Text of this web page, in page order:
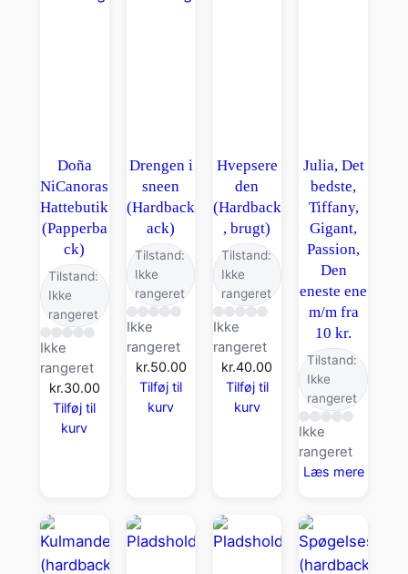
Doña
NiCanoras
Hattebutik
(Papperba
ck)
Tilstand:
Ikke
rangeret
Ikke
rangeret
kr.30.00
Tilføj til
kurv
Drengen i
sneen
(Hardback
ack)
Tilstand:
Ikke
rangeret
Ikke
rangeret
kr.50.00
Tilføj til
kurv
Hvepsere
den
(Hardback
, brugt)
Tilstand:
Ikke
rangeret
Ikke
rangeret
kr.40.00
Tilføj til
kurv
Julia, Det
bedste,
Tiffany,
Gigant,
Passion,
Den
eneste ene
m/m fra
10 kr.
Tilstand:
Ikke
rangeret
Ikke
rangeret
Læs mere